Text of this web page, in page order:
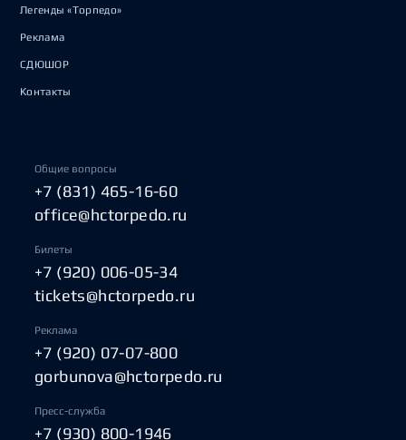
Легенды «Торпедо»
Реклама
СДЮШОР
Контакты
Общие вопросы
+7 (831) 465-16-60
office@hctorpedo.ru
Билеты
+7 (920) 006-05-34
tickets@hctorpedo.ru
Реклама
+7 (920) 07-07-800
gorbunova@hctorpedo.ru
Пресс-служба
+7 (930) 800-1946